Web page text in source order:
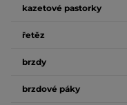
kazetové pastorky
řetěz
brzdy
brzdové páky